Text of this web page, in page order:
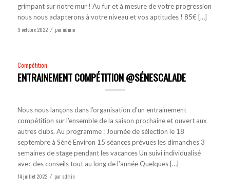
grimpant sur notre mur ! Au fur et à mesure de votre progression
nous nous adapterons à votre niveau et vos aptitudes ! 85€ […]
9 octobre 2022 / paradmin
Compétition
ENTRAINEMENT COMPÉTITION @SÉNESCALADE
Nous nous lançons dans l’organisation d’un entrainement
compétition sur l’ensemble de la saison prochaine et ouvert aux
autres clubs. Au programme : Journée de sélection le 18
septembre à Séné Environ 15 séances prévues les dimanches 3
semaines de stage pendant les vacances Un suivi individualisé
avec des conseils tout au long de l’année Quelques […]
14 juillet 2022 / paradmin